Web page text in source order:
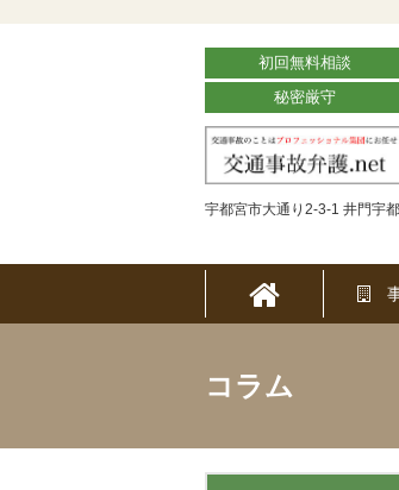
初回無料相談
秘密厳守
宇都宮市大通り2-3-1 井門宇
コラム